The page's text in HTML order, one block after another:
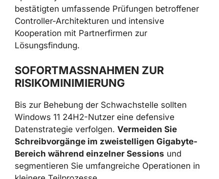
bestätigten umfassende Prüfungen betroffener
Controller-Architekturen und intensive
Kooperation mit Partnerfirmen zur
Lösungsfindung.
SOFORTMASSNAHMEN ZUR R
ISIKOMINIMIERUNG
Bis zur Behebung der Schwachstelle sollten
Windows 11 24H2-Nutzer eine defensive
Datenstrategie verfolgen. Vermeiden Sie
Schreibvorgänge im zweistelligen Gigabyte-
Bereich während einzelner Sessions und
segmentieren Sie umfangreiche Operationen in